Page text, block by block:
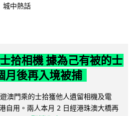
城中熱話
拾相機 據為己有被的士
月後再入境被捕
澳門乘的士拾獲他人遺留相機及電
自用。兩人本月 2 日經港珠澳大橋再